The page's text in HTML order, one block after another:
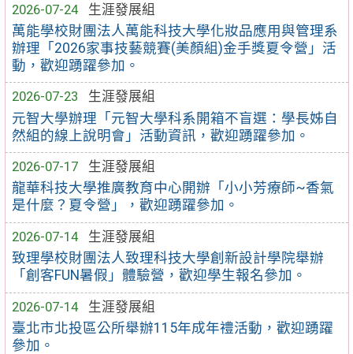
2026-07-24
生涯發展組
萬能學校財團法人萬能科技大學化妝品應用與管理系
辦理「2026家事技藝競賽(美顏組)金手獎夏令營」活
動，歡迎踴躍參加。
2026-07-23
生涯發展組
元智大學辦理「元智大學科系開箱不盲選：學長姊自
然組的線上說明會」活動資訊，歡迎踴躍參加。
2026-07-17
生涯發展組
龍華科技大學推廣教育中心開辦「小小芳療師~香氣
是什麼？夏令營」，歡迎踴躍參加。
2026-07-14
生涯發展組
致理學校財團法人致理科技大學創新設計學院舉辦
「創客FUN暑假」體驗營，歡迎學生報名參加。
2026-07-14
生涯發展組
臺北市北投區公所舉辦115年成年禮活動，歡迎踴躍
參加。